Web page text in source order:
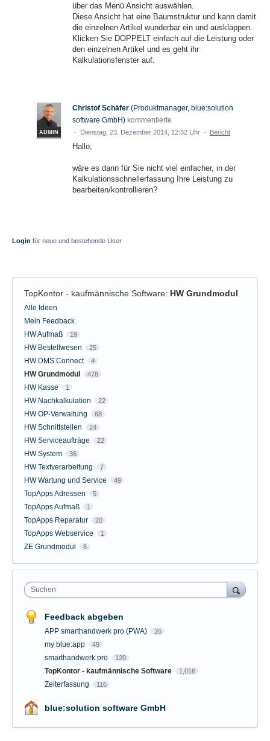
über das Menü Ansicht auswählen.
Diese Ansicht hat eine Baumstruktur und kann damit
die einzelnen Artikel wunderbar ein und ausklappen.
Klicken Sie DOPPELT einfach auf die Leistung oder
den einzelnen Artikel und es geht ihr
Kalkulationsfenster auf.
ADMIN
Christof Schäfer (Produktmanager, blue:solution
software GmbH) kommentierte
· Dienstag, 23. Dezember 2014, 12:32 Uhr · Bericht
Hallo,
wäre es dann für Sie nicht viel einfacher, in der
Kalkulationsschnellerfassung Ihre Leistung zu
bearbeiten/kontrollieren?
Login für neue und bestehende User
TopKontor - kaufmännische Software: HW Grundmodul
Kategorien
Alle Ideen
Mein Feedback
HW Aufmaß
19
HW Bestellwesen 25
HW DMS Connect 4
HW Grundmodul 478
HW Kasse 1
HW Nachkalkulation 22
HW OP-Verwaltung 68
HW Schnittstellen 24
HW Serviceaufträge 22
HW System 36
HW Textverarbeitung 7
HW Wartung und Service 49
TopApps Adressen 5
TopApps Aufmaß 1
TopApps Reparatur 20
TopApps Webservice 1
ZE Grundmodul 6
Suchen
Feedback abgeben
APP smarthandwerk pro (PWA) 26
my blue:app 49
smarthandwerk pro 120
TopKontor - kaufmännische Software 1,016
Zeiterfassung 116
blue:solution software GmbH